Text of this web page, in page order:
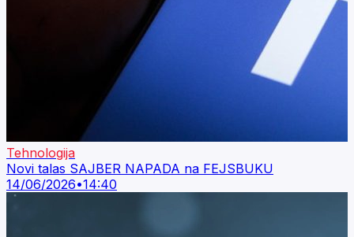
Tehnologija
Novi talas SAJBER NAPADA na FEJSBUKU
14/06/2026•14:40